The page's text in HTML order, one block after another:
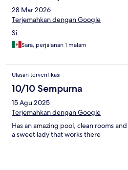
28 Mar 2026
Terjemahkan dengan Google
Si
Sara, perjalanan 1 malam
Ulasan terverifikasi
10/10 Sempurna
15 Agu 2025
Terjemahkan dengan Google
Has an amazing pool, clean rooms
a sweet lady that works there